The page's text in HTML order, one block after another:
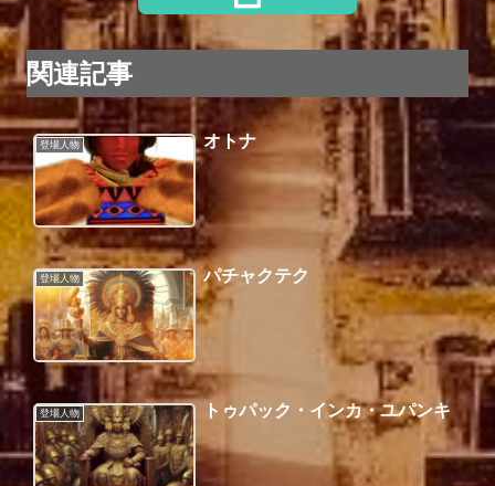
関連記事
登場人物 オトナ
登場人物 パチャクテク
登場人物 トゥパック・インカ・ユパンキ